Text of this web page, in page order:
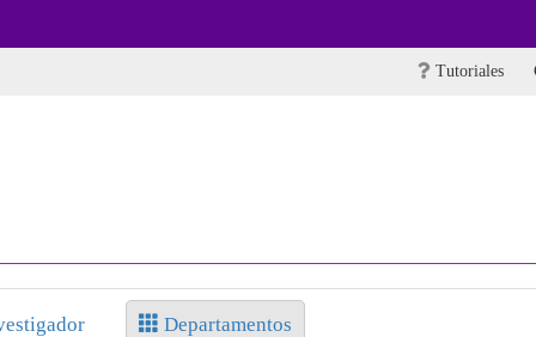
Tutoriales
Departamentos